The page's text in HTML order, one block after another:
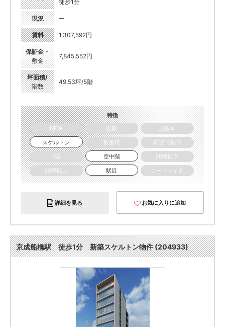
徒歩1分
現況 ー
賃料 1,307,592円
保証金・
敷金
7,845,552円
坪面積/
階数
49.53坪/5階
特徴
NEW
更新
居抜き
スケルトン
飲食可
30万円以下
1階
空中階
20坪以下
50坪以上
駅近 ロードサイド
詳細を見る お気に入りに追加
京成船橋駅 徒歩1分 新築スケルトン物件 (204933)